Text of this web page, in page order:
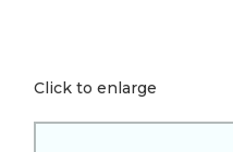
Click to enlarge